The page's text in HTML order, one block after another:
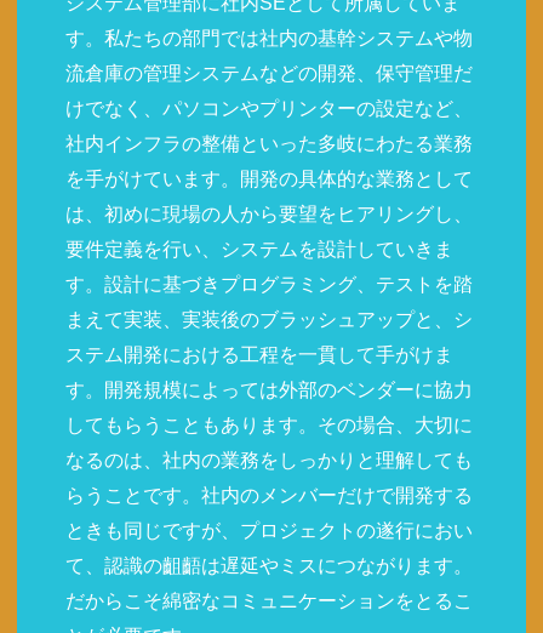
す。私たちの部門では社内の基幹システムや物
流倉庫の管理システムなどの開発、保守管理だ
けでなく、パソコンやプリンターの設定など、
社内インフラの整備といった多岐にわたる業務
を手がけています。開発の具体的な業務として
は、初めに現場の人から要望をヒアリングし、
要件定義を行い、システムを設計していきま
す。設計に基づきプログラミング、テストを踏
まえて実装、実装後のブラッシュアップと、シ
ステム開発における工程を一貫して手がけま
す。開発規模によっては外部のベンダーに協力
してもらうこともあります。その場合、大切に
なるのは、社内の業務をしっかりと理解しても
らうことです。社内のメンバーだけで開発する
ときも同じですが、プロジェクトの遂行におい
て、認識の齟齬は遅延やミスにつながります。
だからこそ綿密なコミュニケーションをとるこ